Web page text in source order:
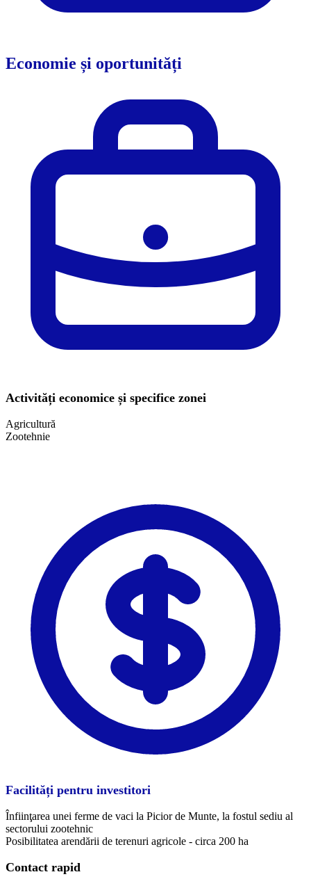
Economie și oportunități
Activități economice și specifice zonei
Agricultură
Zootehnie
Facilități pentru investitori
Înfiinţarea unei ferme de vaci la Picior de Munte, la fostul sediu al
sectorului zootehnic
Posibilitatea arendării de terenuri agricole - circa 200 ha
Contact rapid